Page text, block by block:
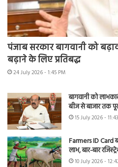
पंजाब सरकार बागवानी को
बढ़ाने के लिए प्रतिबद्ध
24 July 2026 - 1:45 PM
बागवानी को
बीज से बाजार तक
15 July 2026 -
Farmers ID Card
लाभ, बार-बार
10 July 2026 -